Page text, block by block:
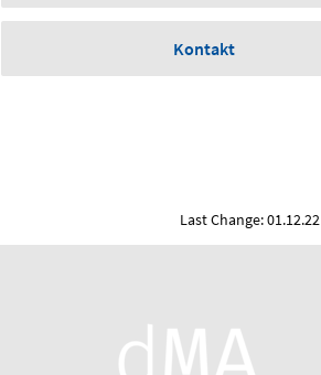
Kontakt
Last Change: 01.12.22